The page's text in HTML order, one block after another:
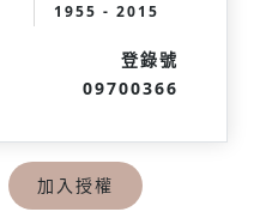
1955 - 2015
登錄號
09700366
加入授權